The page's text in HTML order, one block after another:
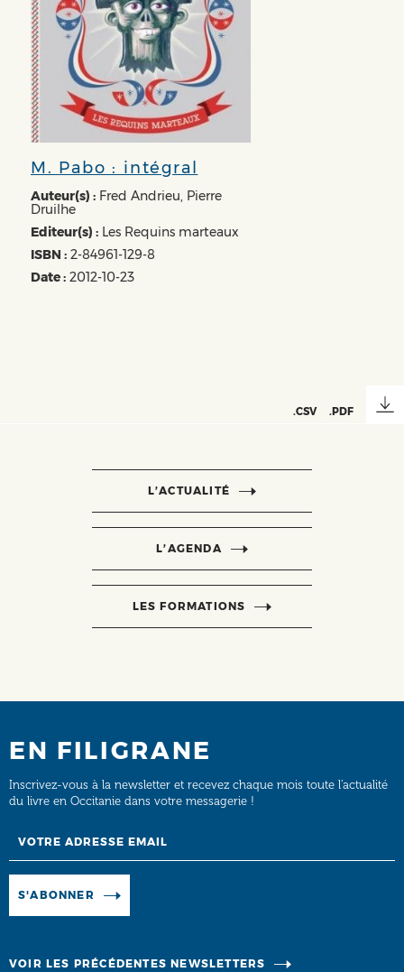
M. Pabo : intégral
Auteur(s) : Fred Andrieu, Pierre
Druilhe
Editeur(s) : Les Requins marteaux
ISBN : 2-84961-129-8
Date : 2012-10-23
.CSV .PDF
L’ACTUALITÉ
L’AGENDA
LES FORMATIONS
EN FILIGRANE
Inscrivez-vous à la newsletter et recevez chaque mois toute l’actualité
du livre en Occitanie dans votre messagerie !
S'ABONNER
VOIR LES PRÉCÉDENTES NEWSLETTERS